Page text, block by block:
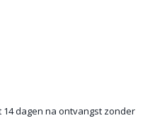
dagen na ontvangst zonder